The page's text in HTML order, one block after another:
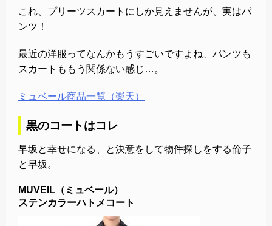
これ、プリーツスカートにしか見えませんが、実はパ
ンツ！
最近の洋服ってなんかもうすごいですよね、パンツも
スカートももう関係ない感じ…。
ミュベール商品一覧（楽天）
黒のコートはコレ
早坂と幸せになる、と決意をして物件探しをする倫子
と早坂。
MUVEIL（ミュベール）
ステンカラーハトメコート